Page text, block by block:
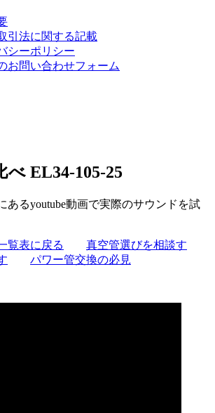
引法に関する記載
シーポリシー
お問い合わせフォーム
べ EL34-105-25
あるyoutube動画で実際のサウンドを試
覧表に戻る
真空管選びを相談す
パワー管交換の必見